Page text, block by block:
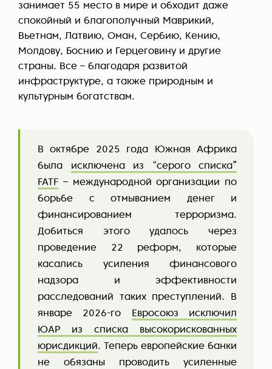
занимает 55 место в мире и обходит даже
спокойный и благополучный Маврикий,
Вьетнам, Латвию, Оман, Сербию, Кению,
Молдову, Боснию и Герцеговину и другие
страны. Все – благодаря развитой
инфраструктуре, а также природным и
культурным богатствам.
В октябре 2025 года Южная Африка
была исключена из “серого списка”
FATF – международной организации по
борьбе с отмыванием денег и
финансированием терроризма.
Добиться этого удалось через
проведение 22 реформ, которые
касались усиления финансового
надзора и эффективности
расследований таких преступлений. В
январе 2026-го Евросоюз исключил
ЮАР из списка высокорискованных
юрисдикций. Теперь европейские банки
не обязаны проводить усиленные